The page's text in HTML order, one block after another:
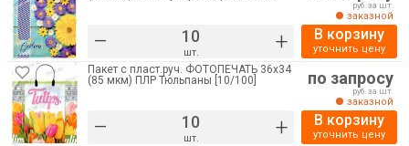
– шт. +
руб. за шт.
заказной
В корзину
уточнить цену
Пакет с пласт.руч. ФОТОПЕЧАТЬ 36х34
(85 мкм) ПЛР Тюльпаны [10/100]
– шт. +
по запросу
руб. за шт.
заказной
В корзину
уточнить цену